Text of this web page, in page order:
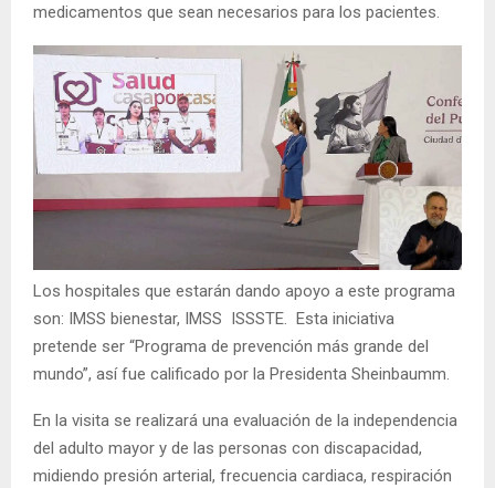
medicamentos que sean necesarios para los pacientes.
Los hospitales que estarán dando apoyo a este programa
son: IMSS bienestar, IMSS ISSSTE. Esta iniciativa
pretende ser “Programa de prevención más grande del
mundo”, así fue calificado por la Presidenta Sheinbaumm.
En la visita se realizará una evaluación de la independencia
del adulto mayor y de las personas con discapacidad,
midiendo presión arterial, frecuencia cardiaca, respiración